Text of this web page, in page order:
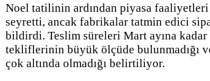
Noel tatilinin ardından piyasa
seyretti, ancak fabrikalar tatmin edici
bildirdi. Teslim süreleri Mart ayına kadar
tekliflerinin büyük ölçüde bulunmadığı
çok altında olmadığı belirtiliyor.